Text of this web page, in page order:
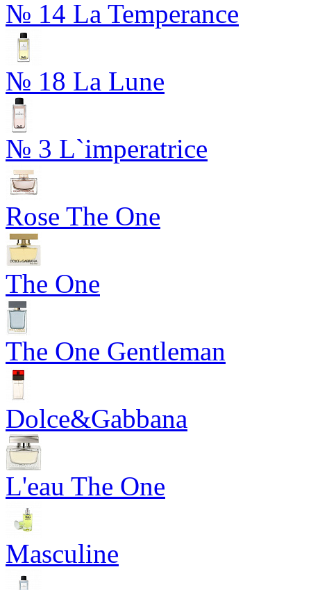
№ 14 La Temperance
№ 18 La Lune
№ 3 L`imperatrice
Rose The One
The One
The One Gentleman
Dolce&Gabbana
L'eau The One
Masculine